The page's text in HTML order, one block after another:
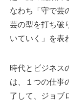
なわち「守で芸
芸の型を打ち破
いていく」を表
時代とビジネス
は、１つの仕事
了して、ジョブ